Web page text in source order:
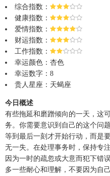
综合指数：
健康指数：
爱情指数：
财运指数：
工作指数：
幸运颜色：杏色
幸运数字：8
贵人星座：天蝎座
今日概述
有些拖延和磨蹭倾向的一天，这
务。你需要意识到自己的这个问
等到最后一刻才开始行动，而是
无一失。在处理事务时，保持专
因为一时的疏忽或大意而犯下错
多一些耐心和理解，不要因为自